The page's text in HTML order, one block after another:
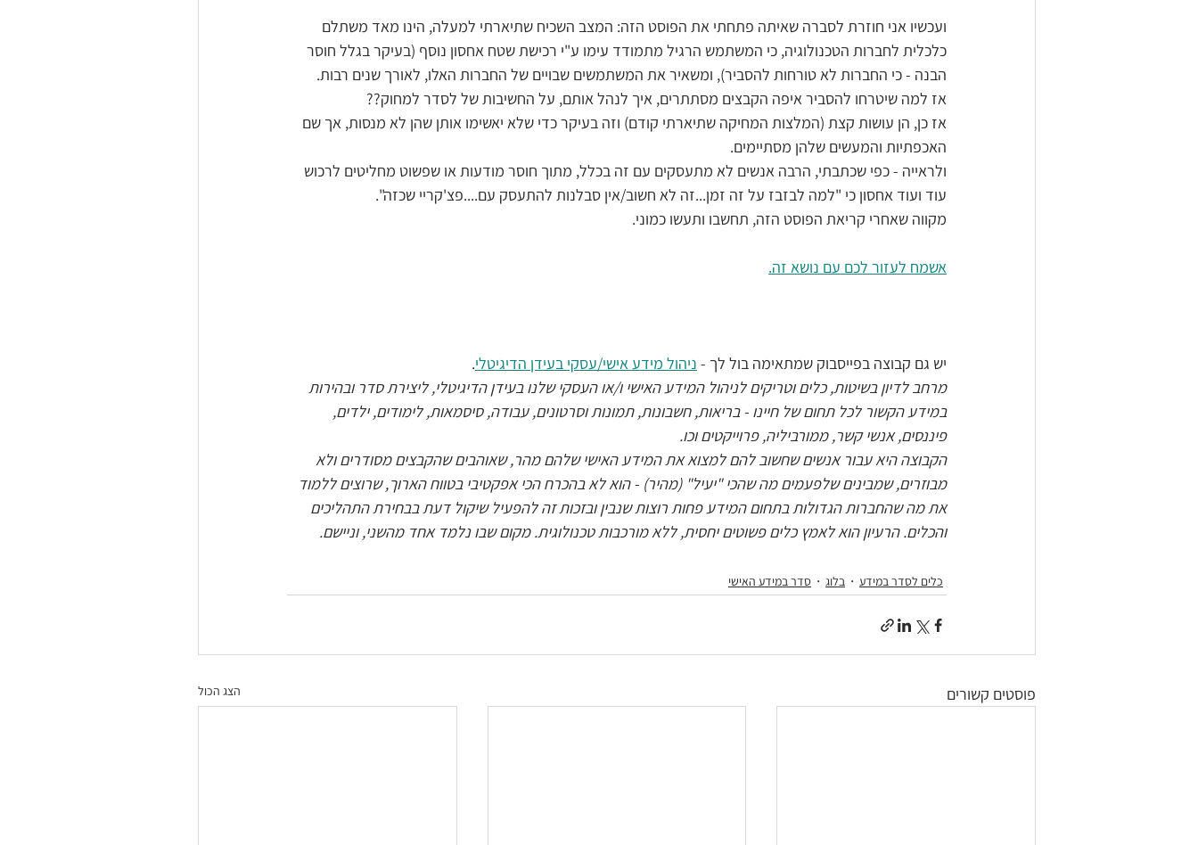
ועכשיו אני חוזרת לסברה שאיתה פתחתי את הפוסט הזה: המצב השכיח שתיארתי למעלה, הינו מאד משתלם
כלכלית לחברות הטכנולוגיה, כי המשתמש הרגיל מתמודד עימו ע"י רכישת שטח אחסון נוסף (בעיקר בגלל חוסר
הבנה - כי החברות לא טורחות להסביר), ומשאיר את המשתמשים שבויים של החברות האלו, לאורך שנים רבות.
אז למה שיטרחו להסביר איפה הקבצים מסתתרים, איך לנהל אותם, על החשיבות של לסדר למחוק??
אז כן, הן עושות קצת (המלצות המחיקה שתיארתי קודם) וזה בעיקר כדי שלא יאשימו אותן שהן לא מנסות, אך שם
האכפתיות והמעשים שלהן מסתיימים.
ולראייה - כפי שכתבתי, הרבה אנשים לא מתעסקים עם זה בכלל, מתוך חוסר מודעות או שפשוט מחליטים לרכוש
עוד ועוד אחסון כי "למה לבזבז על זה זמן...זה לא חשוב/אין סבלנות להתעסק עם....פצ'קריי שכזה".
מקווה שאחרי קריאת הפוסט הזה, תחשבו ותעשו כמוני.
אשמח לעזור לכם עם נושא זה.
יש גם קבוצה בפייסבוק שמתאימה בול לך - ניהול מידע אישי/עסקי בעידן הדיגיטלי.
מרחב לדיון בשיטות, כלים וטריקים לניהול המידע האישי ו/או העסקי שלנו בעידן הדיגיטלי, ליצירת סדר ובהירות
במידע הקשור לכל תחום של חיינו - בריאות, חשבונות, תמונות וסרטונים, עבודה, סיסמאות, לימודים, ילדים,
פיננסים, אנשי קשר, ממורביליה, פרוייקטים וכו.
הקבוצה היא עבור אנשים שחשוב להם למצוא את המידע האישי שלהם מהר, שאוהבים שהקבצים מסודרים ולא
מבוזרים, שמבינים שלפעמים מה שהכי "יעיל" (מהיר) - הוא לא בהכרח הכי אפקטיבי בטווח הארוך, שרוצים ללמוד
את מה שהחברות הגדולות בתחום המידע פחות רוצות שנבין ובזכות זה להפעיל שיקול דעת בבחירת התהליכים
והכלים. הרעיון הוא לאמץ כלים פשוטים יחסית, ללא מורכבות טכנולוגית. מקום שבו נלמד אחד מהשני, וניישם.
כלים לסדר במידע בלוג סדר במידע האישי
פוסטים קשורים הצג הכול